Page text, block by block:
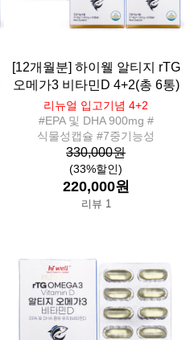
[12개월분] 하이웰 알티지 rTG
오메가3 비타민D 4+2(총 6통)
리뉴얼 입고기념 4+2
#EPA 및 DHA 900mg #
식물성캡슐 #7중기능성
330,000원
(33%할인)
220,000원
리뷰 1